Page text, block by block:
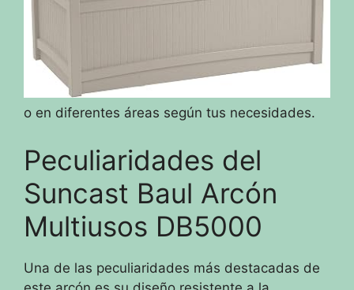
o en diferentes áreas según tus necesidades.
Peculiaridades del
Suncast Baul Arcón
Multiusos DB5000
Una de las peculiaridades más destacadas de